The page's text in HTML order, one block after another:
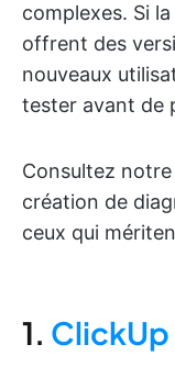
complexes. Si
offrent des
nouveaux
tester avant de
Consultez
création de
ceux qui
1. ClickUp